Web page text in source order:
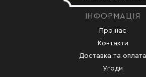
ІНФОРМАЦІЯ
Про нас
Контакти
Доставка та оплата
Угоди